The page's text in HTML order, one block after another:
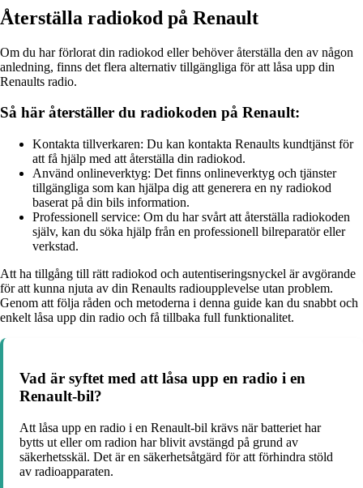
Återställa radiokod på Renault
Om du har förlorat din radiokod eller behöver återställa den av någon
anledning, finns det flera alternativ tillgängliga för att låsa upp din
Renaults radio.
Så här återställer du radiokoden på Renault:
Kontakta tillverkaren: Du kan kontakta Renaults kundtjänst för
att få hjälp med att återställa din radiokod.
Använd onlineverktyg: Det finns onlineverktyg och tjänster
tillgängliga som kan hjälpa dig att generera en ny radiokod
baserat på din bils information.
Professionell service: Om du har svårt att återställa radiokoden
själv, kan du söka hjälp från en professionell bilreparatör eller
verkstad.
Att ha tillgång till rätt radiokod och autentiseringsnyckel är avgörande
för att kunna njuta av din Renaults radioupplevelse utan problem.
Genom att följa råden och metoderna i denna guide kan du snabbt och
enkelt låsa upp din radio och få tillbaka full funktionalitet.
Vad är syftet med att låsa upp en radio i en
Renault-bil?
Att låsa upp en radio i en Renault-bil krävs när batteriet har
bytts ut eller om radion har blivit avstängd på grund av
säkerhetsskäl. Det är en säkerhetsåtgärd för att förhindra stöld
av radioapparaten.